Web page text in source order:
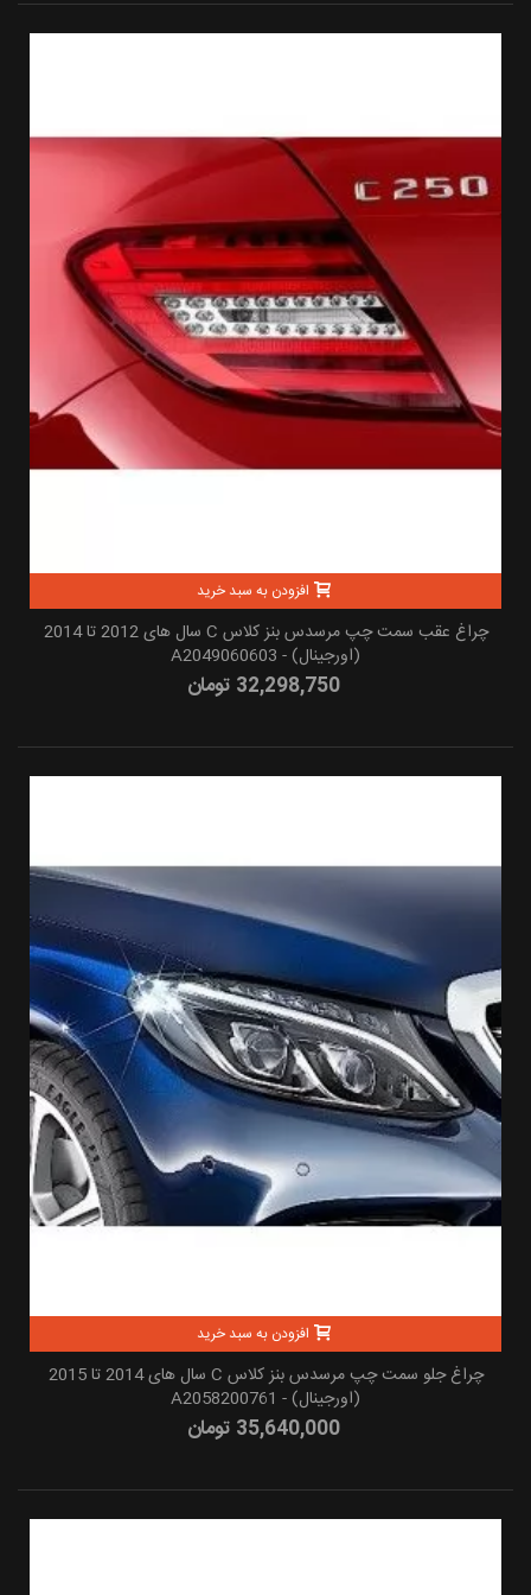
افزودن به سبد خرید
چراغ عقب سمت چپ مرسدس بنز کلاس C سال های 2012 تا 2014
(اورجینال) - A2049060603
32,298,750 تومان
افزودن به سبد خرید
چراغ جلو سمت چپ مرسدس بنز کلاس C سال های 2014 تا 2015
(اورجینال) - A2058200761
35,640,000 تومان